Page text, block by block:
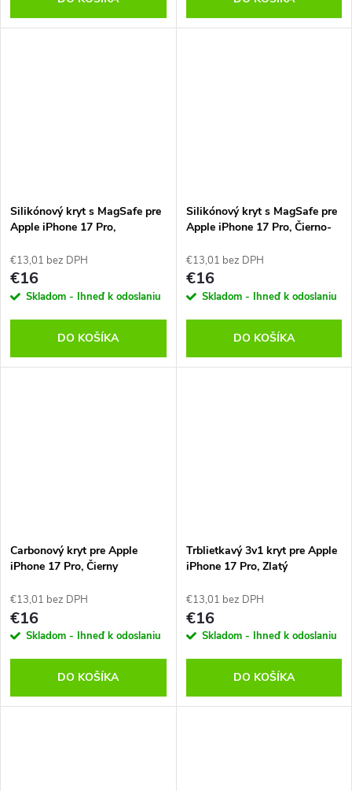
Silikónový kryt s MagSafe pre
Apple iPhone 17 Pro,
€13,01 bez DPH
€16
Skladom - Ihneď k odoslaniu
DO KOŠÍKA
Silikónový kryt s MagSafe pre
Apple iPhone 17 Pro, Čierno-
€13,01 bez DPH
€16
Skladom - Ihneď k odoslaniu
DO KOŠÍKA
Carbonový kryt pre Apple
iPhone 17 Pro, Čierny
€13,01 bez DPH
€16
Skladom - Ihneď k odoslaniu
DO KOŠÍKA
Trblietkavý 3v1 kryt pre Apple
iPhone 17 Pro, Zlatý
€13,01 bez DPH
€16
Skladom - Ihneď k odoslaniu
DO KOŠÍKA